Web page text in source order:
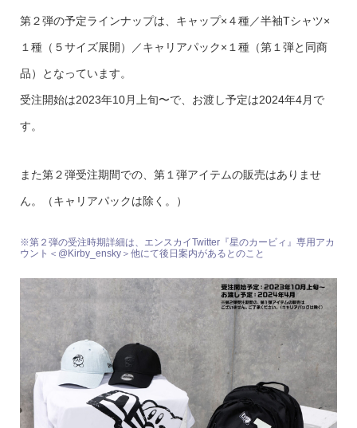
第２弾の予定ラインナップは、キャップ×４種／半袖Tシャツ×
１種（５サイズ展開）／キャリアパック×１種（第１弾と同商
品）となっています。
受注開始は2023年10月上旬〜で、お渡し予定は2024年4月で
す。
また第２弾受注期間での、第１弾アイテムの販売はありませ
ん。（キャリアパックは除く。）
※第２弾の受注時期詳細は、エンスカイTwitter『星のカービィ』専用アカ
ウント＜@Kirby_ensky＞他にて後日案内があるとのこと